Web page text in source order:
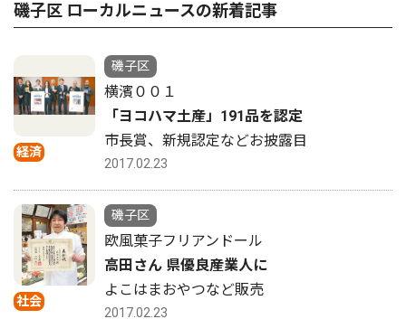
磯子区 ローカルニュースの新着記事
経済
磯子区
横濱００１
「ヨコハマ土産」191品を認定
市長賞、新規認定などお披露目
2017.02.23
社会
磯子区
欧風菓子フリアンドール
高田さん 県優良産業人に
よこはまおやつなど販売
2017.02.23